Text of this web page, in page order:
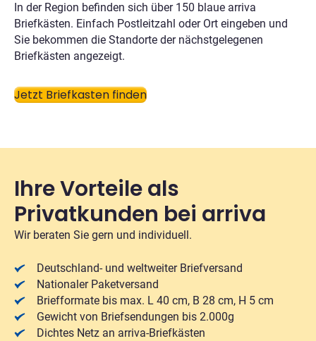
In der Region befinden sich über 150 blaue arriva
Briefkästen. Einfach Postleitzahl oder Ort eingeben und
Sie bekommen die Standorte der nächstgelegenen
Briefkästen angezeigt.
Jetzt Briefkasten finden
Ihre Vorteile als
Privatkunden bei arriva
Wir beraten Sie gern und individuell.
Deutschland- und weltweiter Briefversand
Nationaler Paketversand
Briefformate bis max. L 40 cm, B 28 cm, H 5 cm
Gewicht von Briefsendungen bis 2.000g
Dichtes Netz an arriva-Briefkästen